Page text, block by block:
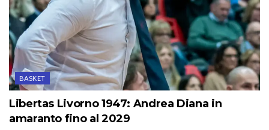
BASKET
Libertas Livorno 1947: Andrea Diana in
amaranto fino al 2029